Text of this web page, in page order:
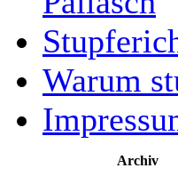
Warum
Archiv